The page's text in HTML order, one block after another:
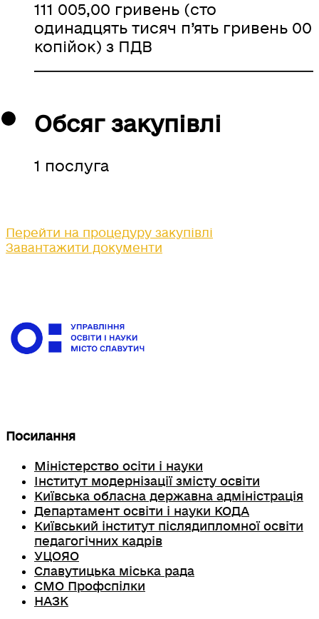
111 005,00 гривень (сто
одинадцять тисяч п’ять гривень 00
копійок) з ПДВ
Обсяг закупівлі
1 послуга
Перейти на процедуру закупівлі
Завантажити документи
Посилання
Міністерство осіти і науки
Інститут модернізації змісту освіти
Київська обласна державна адміністрація
Департамент освіти і науки КОДА
Київський інститут післядипломної освіти
педагогічних кадрів
УЦОЯО
Славутицька міська рада
СМО Профспілки
НАЗК